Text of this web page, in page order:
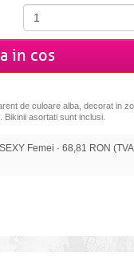
in cos
de culoare alba, decorat in
asortati sunt inclusi.
Femei · 68,81 RON